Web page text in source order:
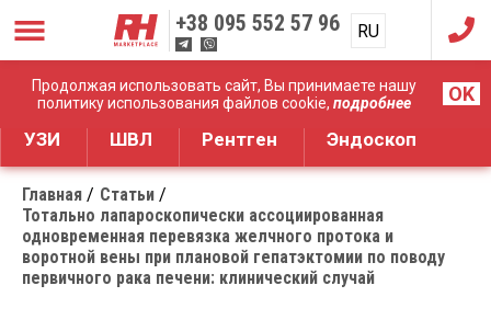
Продолжая использовать сайт, Вы принимаете нашу
политику использования файлов cookie, подробнее OK
+38 095 552 57 96 RU
UA
Дистрибуция медицинского оборудования
УЗИ ШВЛ Рентген Эндоскоп
Главная
Статьи
Тотально лапароскопически ассоциированная
одновременная перевязка желчного протока и
воротной вены при плановой гепатэктомии по поводу
первичного рака печени: клинический случай